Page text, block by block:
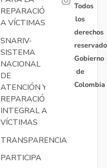
REPARACIÓN
A VÍCTIMAS
SNARIV-
SISTEMA
NACIONAL
DE
ATENCIÓN Y
REPARACIÓN
INTEGRAL A
VÍCTIMAS
TRANSPARENCIA
PARTICIPA
Todos
los
derechos
Gobierno
de
Colombia